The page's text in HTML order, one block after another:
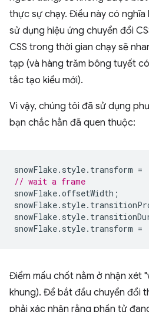
thực sự chạy. Điều này có
sử dụng hiệu ứng chuyển đổi
CSS trong thời gian chạy sẽ
tạp (và hàng trăm bông tuyết
tắc tạo kiểu mới).
Vì vậy, chúng tôi đã sử dụng
bạn chắc hẳn đã quen thuộc:
snowFlake. style. transform =
// wait a frame
snowFlake.offsetWidth ;
snowFlake. style.
snowFlake. style.
snowFlake. style. transform =
Điểm mấu chốt nằm ở nhận xét
khung). Để bắt đầu chuyển đổi
phải xác nhận rằng phần tử